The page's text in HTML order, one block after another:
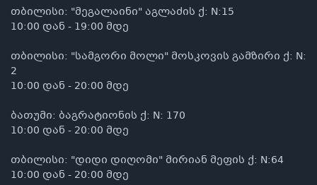
თბილისი: "მეგალაინი" აგლაძის ქ: N:15
10:00 დან - 19:00 მდე
თბილისი: "სამგორი მოლი" მოსკოვის გამზირი ქ: N:
2
10:00 დან - 20:00 მდე
ბათუმი: ბაგრატიონის ქ: N: 170
10:00 დან - 20:00 მდე
თბილისი: "დიდი დიღომი" მირიან მეფის ქ: N:64
10:00 დან - 20:00 მდე